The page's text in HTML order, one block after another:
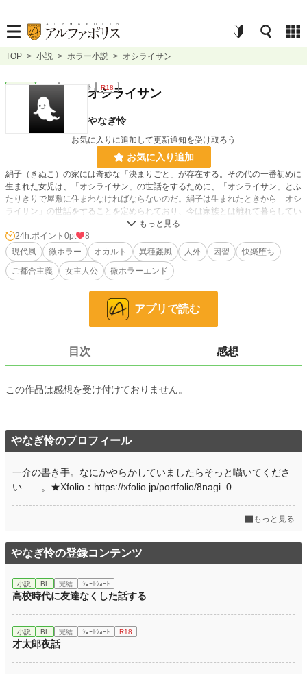
TOP > 小説 > ホラー小説 > オシライサン
ホラー 完結 ｼｮｰﾄｼｮｰﾄ R18
オシライサン
やなぎ怜
お気に入りに追加して更新通知を受け取ろう
お気に入り追加
絹子（きぬこ）の家には奇妙な「決まりごと」が存在する。その代の一番初めに
生まれた女児は、「オシライサン」の世話をするために、「オシライサン」とふ
たりきりで屋敷に住まわなければならないのだ。絹子は生まれたときから「オシ
ライサン」の世話をすることを定められており、今は家族とは離れて暮らしてい
る。無垢な少年といった風情の「オシライサン」のことは嫌いではないけれど、
家の「決まりごと」は変だと思う――。けれども子供の絹子にはなにも出来はし
ない。初潮を迎えてすぐの課外学習で山に訪れてからというもの、絹子は奇妙な
夢を見始める。それが契機になることを、絹子はまだ知らない。
※「オシライサン」以外との性的表現・冒頭生理の描写あり。
228,589 位 / 228,589 件
8,498 位 / 8,498 件
初回公開日時 2023.04.03 00:11
初回完結日時 2023.04.03 00:11
週間ポイント 170 pt (26,944 位)
年間ポイント 6,674 pt (39,639 位)
累計ポイント 41,498 pt (49,223 位)
24h.ポイント 0pt
8
現代風
微ホラー オカルト 異種姦風 人外 因習
快楽堕ち
ご都合主義
女主人公 微ホラーエンド
アプリで読む
目次 感想
この作品は感想を受け付けておりません。
やなぎ怜のプロフィール
一介の書き手。なにかやらかしていましたらそっと囁いてくださ
い……。★Xfolio：https://xfolio.jp/portfolio/8nagi_0
もっと見る
やなぎ怜の登録コンテンツ
小説 BL 完結 ｼｮｰﾄｼｮｰﾄ
高校時代に友達なくした話する
小説 BL 完結 ｼｮｰﾄｼｮｰﾄ R18
才太郎夜話